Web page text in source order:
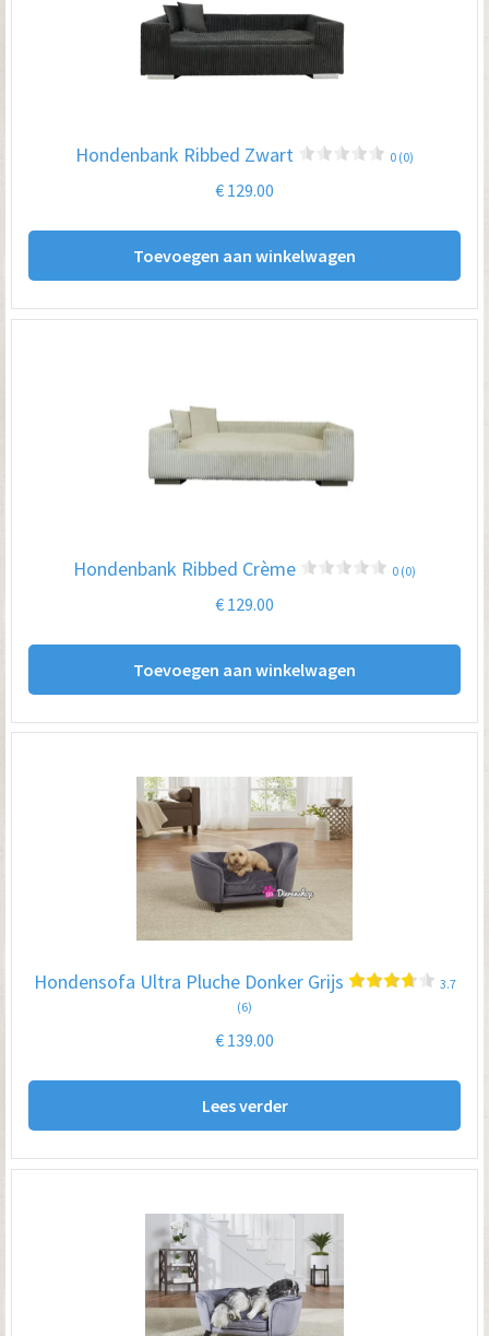
Hondenbank Ribbed Zwart 0 (0)
€ 129.00
Toevoegen aan winkelwagen
Hondenbank Ribbed Crème 0 (0)
€ 129.00
Toevoegen aan winkelwagen
Hondensofa Ultra Pluche Donker Grijs
3.7
(6)
€ 139.00
Lees verder